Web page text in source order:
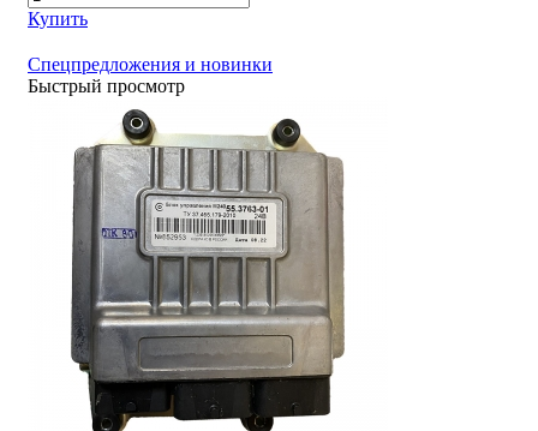
Купить
Спецпредложения и новинки
Быстрый просмотр